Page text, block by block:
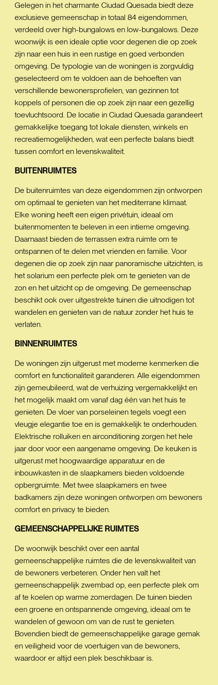
Gelegen in het charmante Ciudad Quesada biedt deze
exclusieve gemeenschap in totaal 84 eigendommen,
verdeeld over high-bungalows en low-bungalows. Deze
woonwijk is een ideale optie voor degenen die op zoek
zijn naar een huis in een rustige en goed verbonden
omgeving. De typologie van de woningen is zorgvuldig
geselecteerd om te voldoen aan de behoeften van
verschillende bewonersprofielen, van gezinnen tot
koppels of personen die op zoek zijn naar een gezellig
toevluchtsoord. De locatie in Ciudad Quesada garandeert
gemakkelijke toegang tot lokale diensten, winkels en
recreatiemogelijkheden, wat een perfecte balans biedt
tussen comfort en levenskwaliteit.
BUITENRUIMTES
De buitenruimtes van deze eigendommen zijn ontworpen
om optimaal te genieten van het mediterrane klimaat.
Elke woning heeft een eigen privétuin, ideaal om
buitenmomenten te beleven in een intieme omgeving.
Daarnaast bieden de terrassen extra ruimte om te
ontspannen of te delen met vrienden en familie. Voor
degenen die op zoek zijn naar panoramische uitzichten, is
het solarium een perfecte plek om te genieten van de
zon en het uitzicht op de omgeving. De gemeenschap
beschikt ook over uitgestrekte tuinen die uitnodigen tot
wandelen en genieten van de natuur zonder het huis te
verlaten.
BINNENRUIMTES
De woningen zijn uitgerust met moderne kenmerken die
comfort en functionaliteit garanderen. Alle eigendommen
zijn gemeubileerd, wat de verhuizing vergemakkelijkt en
het mogelijk maakt om vanaf dag één van het huis te
genieten. De vloer van porseleinen tegels voegt een
vleugje elegantie toe en is gemakkelijk te onderhouden.
Elektrische rolluiken en airconditioning zorgen het hele
jaar door voor een aangename omgeving. De keuken is
uitgerust met hoogwaardige apparatuur en de
inbouwkasten in de slaapkamers bieden voldoende
opbergruimte. Met twee slaapkamers en twee
badkamers zijn deze woningen ontworpen om bewoners
comfort en privacy te bieden.
GEMEENSCHAPPELIJKE RUIMTES
De woonwijk beschikt over een aantal
gemeenschappelijke ruimtes die de levenskwaliteit van
de bewoners verbeteren. Onder hen valt het
gemeenschappelijk zwembad op, een perfecte plek om
af te koelen op warme zomerdagen. De tuinen bieden
een groene en ontspannende omgeving, ideaal om te
wandelen of gewoon om van de rust te genieten.
Bovendien biedt de gemeenschappelijke garage gemak
en veiligheid voor de voertuigen van de bewoners,
waardoor er altijd een plek beschikbaar is.